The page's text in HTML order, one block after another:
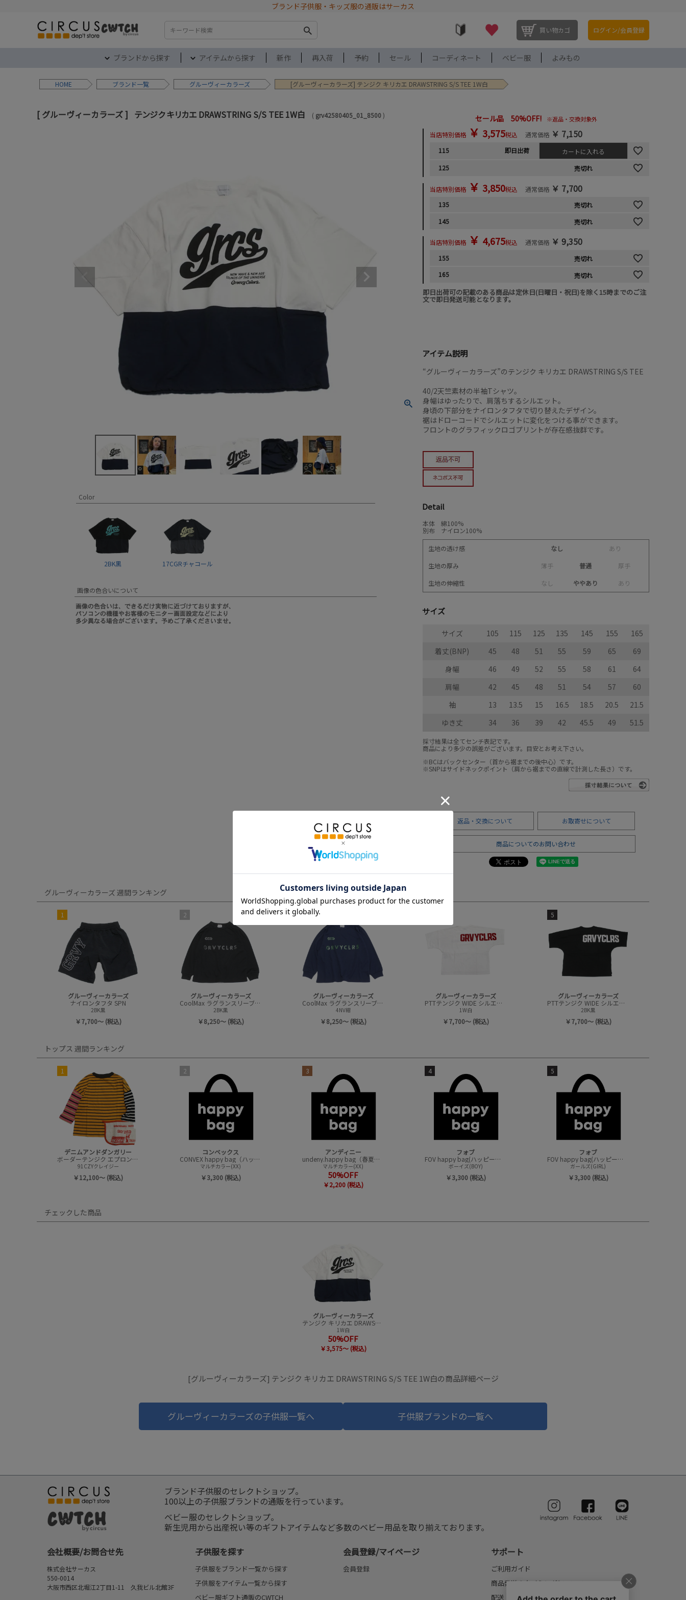
ブランド子供服・キッズ服の通販はサーカス
検索 買い物カゴ ログイン/会員登録
ブランドから探す アイテムから探す 新作 再入荷 予約 セール コーディネート ベビー服 よみもの
HOME ブランド グルーヴィーカラーズ [グルーヴィーカラーズ] テンジク キリカエ DRAWSTRING S/S TEE 1W白
グルーヴィーカラーズ テンジク キリカエ DRAWSTRING S/S TEE 1W白 grv42580405_01_8500
Color
2BK黒 17CGRチャコール
画像の色合いについて
セール品 50%OFF! ※返品・交換対象外
当店特別価格 ￥ 3,575税込 通常価格 ￥ 7,150
115 即日出荷
カートに入れる
125
売切れ
当店特別価格 ￥ 3,850税込 通常価格 ￥ 7,700
135
売切れ
145
売切れ
当店特別価格 ￥ 4,675税込 通常価格 ￥ 9,350
155
売切れ
165
売切れ
即日出荷可の記載のある商品は定休日(日曜日・祝日)を除く15時までのご注
文で即日発送可能となります。
アイテム説明
“グルーヴィーカラーズ”のテンジク キリカエ DRAWSTRING S/S TEE
40/2天竺素材の半袖Tシャツ。
身幅はゆったりで、肩落ちするシルエット。
身頃の下部分をナイロンタフタで切り替えたデザイン。
裾はドローコードでシルエットに変化をつける事ができます。
フロントのグラフィックロゴプリントが存在感抜群です。
Detail
本体 綿100%
別布 ナイロン100%
生地の透け感 なし あ り
生地の厚み
薄手 普通 厚手
生地の伸縮性
な し ややあり あ り
サイズ
サイズ 105 115 125 135 145 155
165
着丈(BNP)
45 48 51 55 59 65
69
身幅
46 49 52 55 58 61
64
肩幅
42 45 48 51 54 57
60
袖
13 13.5 15 16.5 18.5 20.5
21.5
ゆき丈
34 36 39 42 45.5 49 51.5
採寸結果は全てセンチ表記です。
商品により多少の誤差がございます。目安とお考え下さい。
※BCはバックセンター（首から裾までの後中心）です。
※SNPはサイドネックポイント（肩から裾までの直線で計測した長さ）です。
返品・交換について お取寄せについて
商品についてのお問い合わせ
グルーヴィーカラーズ 週間ランキング
1
グルーヴィーカラーズ
ナイロンタフタ SPN
2BK黒
￥7,700～ (税込)
2
グルーヴィーカラーズ
CoolMax ラグランスリーブ L/S TEE
2BK黒
￥8,250～ (税込)
3
グルーヴィーカラーズ
CoolMax ラグランスリーブ L/S TEE
4NV紺
￥8,250～ (税込)
グルーヴィーカラーズ
PTTテンジク WIDE シルエット 7ブソデ TEE
1W白
￥7,700～ (税込)
5
グルーヴィーカラーズ
PTTテンジク WIDE シルエット 7ブソデ TEE
2BK黒
￥7,700～ (税込)
トップス 週間ランキング
1
デニムアンドダンガリー
ボーダーテンジク エプロンツキ L/S TEE(8分袖)
91CZYクレイジー
￥12,100～ (税込)
2
コンベックス
CONVEX happy bag（ハッピーバック）
マルチカラー(XX)
￥3,300 (税込)
3
アンディニー
undeny.happy bag（春夏アイテムハッピーバック）
マルチカラー(XX)
50%OFF
￥2,200 (税込)
4
フォブ
FOV happy bag(ハッピーバック/トップスセット)
ボーイズ(BOY)
￥3,300 (税込)
5
フォブ
FOV happy bag(ハッピーバック/トップスセット)
ガールズ(GIRL)
￥3,300 (税込)
チェックした商品
グルーヴィーカラーズ
テンジク キリカエ DRAWSTRING S/S TEE
1W白
50%OFF
￥3,575～ (税込)
[グルーヴィーカラーズ] テンジク キリカエ DRAWSTRING S/S TEE 1W白の商品詳細ページ
グルーヴィーカラーズの子供服一覧へ 子供服ブランドの一覧へ
ブランド子供服のセレクトショップ。
100以上の子供服ブランドの通販を行っています。
ベビー服のセレクトショップ。
新生児用から出産祝い等のギフトアイテムなど多数のベビー用品を取り揃えております。
会社概要/お問合せ先
株式会社サーカス
550-0014
大阪市西区北堀江2丁目1-11 久我ビル北館3F
子供服を探す
子供服をブランド一覧から探す
子供服をアイテム一覧から探す
ベビー服ギフト通販のCWTCH
会員登録/マイページ
会員登録
サポート
ご利用ガイド
商品発送のタイミングについて
配送・送料について